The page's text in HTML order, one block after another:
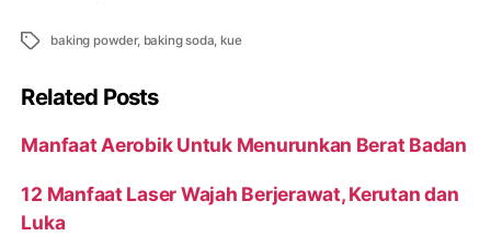
Tags baking powder, baking soda, kue
Related Posts
Manfaat Aerobik Untuk Menurunkan Berat Badan
12 Manfaat Laser Wajah Berjerawat, Kerutan dan
Luka